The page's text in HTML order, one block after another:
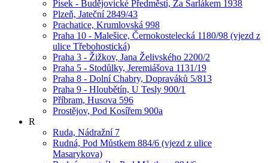
Písek - Budějovické Předměstí, Za Šarlákem 1938
Plzeň, Jateční 2849/43
Prachatice, Krumlovská 998
Praha 10 - Malešice, Černokostelecká 1180/98 (vjezd z
ulice Třebohostická)
Praha 3 - Žižkov, Jana Želivského 2200/2
Praha 5 - Stodůlky, Jeremiášova 1131/19
Praha 8 - Dolní Chabry, Dopraváků 5/813
Praha 9 - Hloubětín, U Tesly 900/1
Příbram, Husova 596
Prostějov, Pod Kosířem 900a
R
Ruda, Nádražní 7
Rudná, Pod Můstkem 884/6 (vjezd z ulice
Masarykova)